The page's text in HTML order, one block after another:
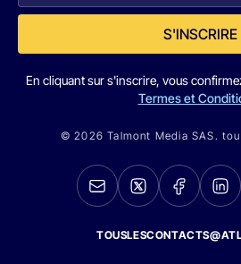
S'INSCRIRE
En cliquant sur s'inscrire, vous
Termes et
© 2026 Talmont Media SAS.